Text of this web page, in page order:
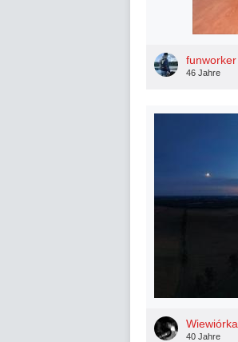
funworker
46 Jahre
Wiewiórka
40 Jahre